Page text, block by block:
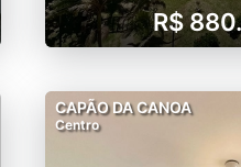
R$
CAPÃO DA CANOA
Centro